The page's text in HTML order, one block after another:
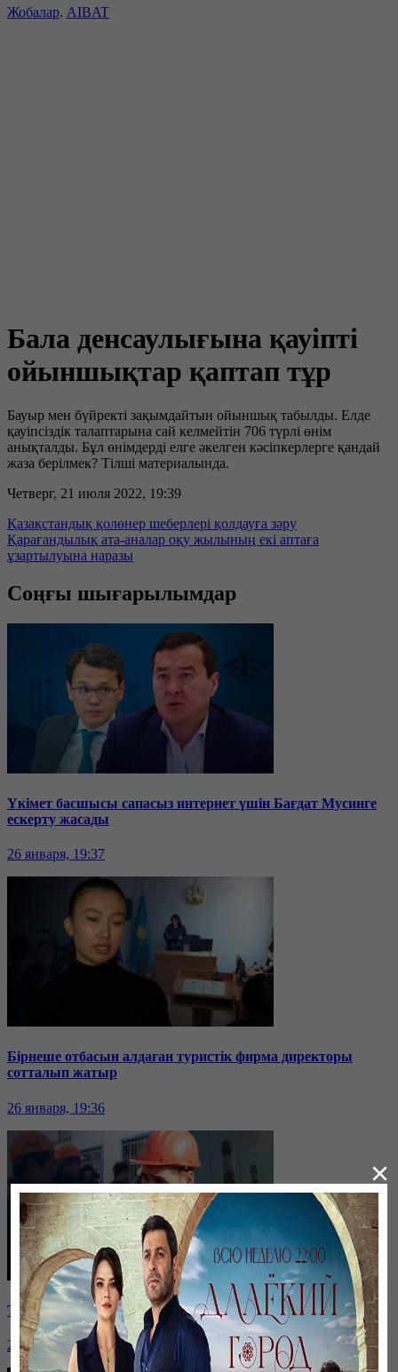
Жобалар. AIBAT
Бала денсаулығына қауіпті
ойыншықтар қаптап тұр
Бауыр мен бүйректі зақымдайтын ойыншық табылды. Елде
қауіпсіздік талаптарына сай келмейтін 706 түрлі өнім
анықталды. Бұл өнімдерді елге әкелген кәсіпкерлерге қандай
жаза берілмек? Тілші материалында.
Четверг, 21 июля 2022, 19:39
Қазақстандық қолөнер шеберлері қолдауға зәру
Қарағандылық ата-аналар оқу жылының екі аптаға
ұзартылуына наразы
Соңғы шығарылымдар
Үкімет басшысы сапасыз интернет үшін Бағдат Мусинге
ескерту жасады
26 января, 19:37
Бірнеше отбасын алдаған туристік фирма директоры
сотталып жатыр
26 января, 19:36
Таразда ТЭЦ қызметкерлері жалақы көтеруді талап етті
26 января, 19:36
×